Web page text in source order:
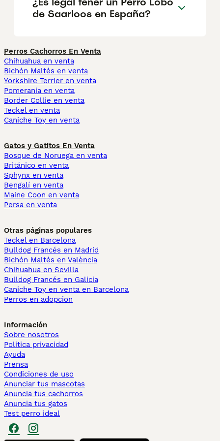
de Saarloos en España?
Perros Cachorros En Venta
Chihuahua en venta
Bichón Maltés en venta
Yorkshire Terrier en venta
Pomerania en venta
Border Collie en venta
Teckel en venta
Caniche Toy en venta
Gatos y Gatitos En Venta
Bosque de Noruega en venta
Británico en venta
Sphynx en venta
Bengalí en venta
Maine Coon en venta
Persa en venta
Otras páginas populares
Teckel en Barcelona
Bulldog Francés en Madrid
Bichón Maltés en València
Chihuahua en Sevilla
Bulldog Francés en Galicia
Caniche Toy en venta en Barcelona
Perros en adopcion
Información
Sobre nosotros
Politica privacidad
Ayuda
Prensa
Condiciones de uso
Anunciar tus mascotas
Anuncia tus cachorros
Anuncia tus gatos
Test perro ideal